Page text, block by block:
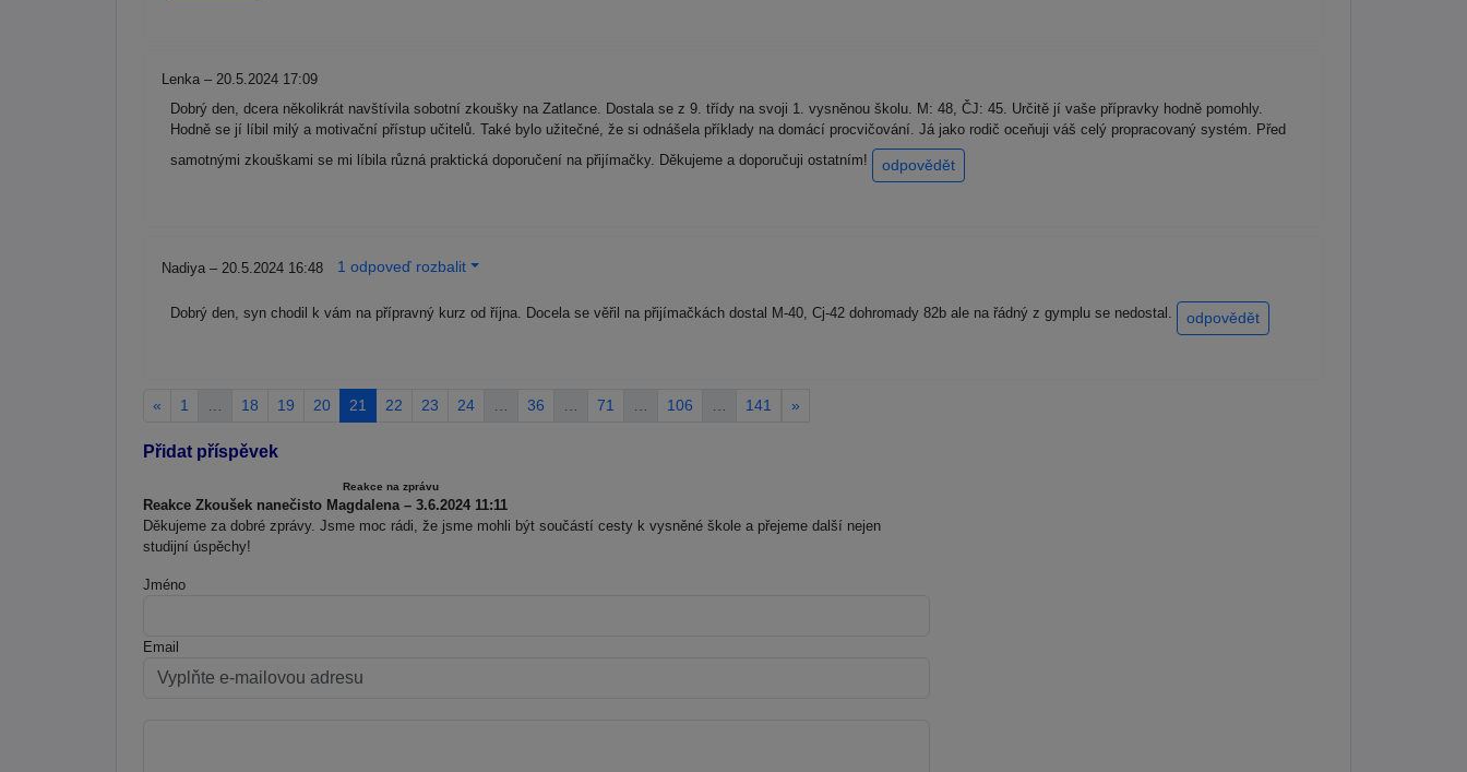
Lenka – 20.5.2024 17:09
Dobrý den, dcera několikrát navštívila sobotní zkoušky na Zatlance. Dostala se z 9. třídy na svoji 1. vysněnou školu. M: 48, ČJ: 45. Určitě jí vaše přípravky hodně pomohly.
Hodně se jí líbil milý a motivační přístup učitelů. Také bylo užitečné, že si odnášela příklady na domácí procvičování. Já jako rodič oceňuji váš celý propracovaný systém. Před
samotnými zkouškami se mi líbila různá praktická doporučení na přijímačky. Děkujeme a doporučuji ostatním!
odpovědět
Nadiya – 20.5.2024 16:48 1 odpoveď rozbalit
Dobrý den, syn chodil k vám na přípravný kurz od října. Docela se věřil na přijímačkách dostal M-40, Cj-42 dohromady 82b ale na řádný z gymplu se nedostal. odpovědět
« 1 18 19 20 21 22 23 24 36 71 106 141 »
Přidat příspěvek
Reakce na zprávu
Reakce Zkoušek nanečisto Magdalena – 3.6.2024 11:11
Děkujeme za dobré zprávy. Jsme moc rádi, že jsme mohli být součástí cesty k vysněné škole a přejeme další nejen
studijní úspěchy!
Jméno
Email